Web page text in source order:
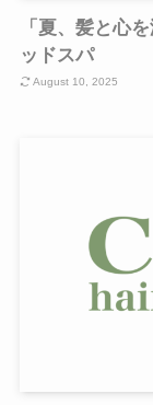
「夏、髪と心
ッドスパ
August 10, 2025